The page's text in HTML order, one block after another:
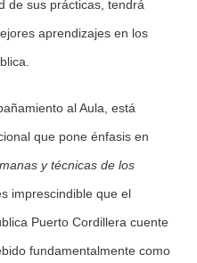
de sus prácticas, tendrá
aprendizajes en los
al Aula, está
que pone énfasis en
y técnicas de los
imprescindible que el
Puerto Cordillera cuente
fundamentalmente como